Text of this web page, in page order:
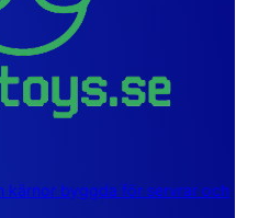
kärnor byggda för servrar och